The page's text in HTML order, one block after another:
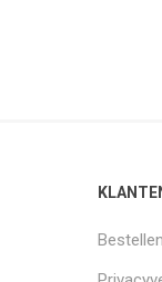
Bestellen